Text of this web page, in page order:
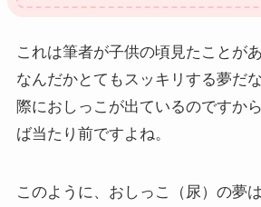
これは筆者が子供の頃見たことが
なんだかとてもスッキリする夢だ
際におしっこが出ているのですか
ば当たり前ですよね。
このように、おしっこ（尿）の夢